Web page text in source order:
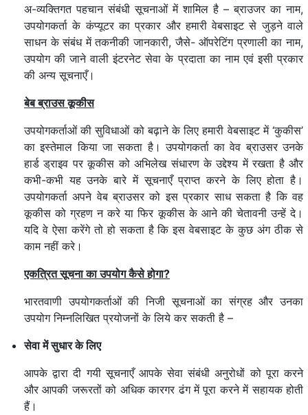
अ-व्यक्तिगत पहचान संबंधी सूचनाओं में शामिल है – ब्राउजर का नाम,
उपयोगकर्ता के कंप्यूटर का प्रकार और हमारी वेबसाइट से जुड़ने वाले
साधन के संबंध में तकनीकी जानकारी, जैसे- ऑपरेटिंग प्रणाली का नाम,
उपयोग की जाने वाली इंटरनेट सेवा के प्रदाता का नाम एवं इसी प्रकार
की अन्य सूचनाएँ।
बेब ब्राउस कूकीस
उपयोगकर्ताओं की सुविधाओं को बढ़ाने के लिए हमारी वेबसाइट में ‘कुकीस’
का इस्तेमाल किया जा सकता है। उपयोगकर्ता का वेव ब्राउसर उनके
हार्ड ड्राइव पर कूकीस को अभिलेख संधारण के उद्देश्य में रखता है और
कभी-कभी यह उनके बारे में सूचनाएँ प्राप्त करने के लिए होता है।
उपयोगकर्ता अपने वेब ब्राउसर को इस प्रकार साध सकता है कि वह
कूकीस को ग्रहण न करे या फिर कूकीस के आने की चेतावनी उन्हें दे।
यदि वे ऐसा करेंगे तो हो सकता है कि इस वेबसाइट के कुछ अंग ठीक से
काम नहीं करे।
एकत्रित सूचना का उपयोग कैसे होगा?
भारतवाणी उपयोगकर्ताओं की निजी सूचनाओं का संग्रह और उनका
उपयोग निम्नलिखित प्रयोजनों के लिये कर सकती है –
सेवा में सुधार के लिए
आपके द्वारा दी गयी सूचनाएँ आपके सेवा संबंधी अनुरोधों को पूरा करने
और आपकी जरूरतों को अधिक कारगर ढंग में पूरा करने में सहायक होती
हैं।